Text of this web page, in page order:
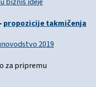
propozicije takmičenja
2019
za pripremu